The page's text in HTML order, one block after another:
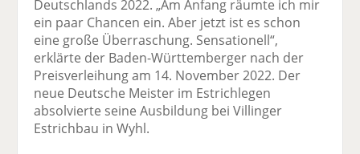
o
o
k
te
il
e
n
di
n
il
e
v
er
n
d
Deutschlands 2022. „Am Anfang räumte ich mir
ein paar Chancen ein. Aber jetzt ist es schon
eine große Überraschung. Sensationell“,
erklärte der Baden-Württemberger nach der
Preisverleihung am 14. November 2022. Der
neue Deutsche Meister im Estrichlegen
absolvierte seine Ausbildung bei Villinger
Estrichbau in Wyhl.